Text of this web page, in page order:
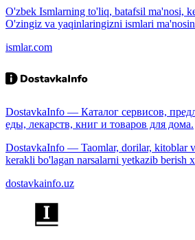
O'zbek Ismlarning to'liq, batafsil ma'nosi,
O'zingiz va yaqinlaringizni ismlari
ismlar.com
DostavkaInfo — Каталог сервисов,
еды, лекарств, книг и товаров для дома.
DostavkaInfo — Taomlar, dorilar, kitoblar
kerakli bo'lagan narsalarni yetkazib berish
dostavkainfo.uz